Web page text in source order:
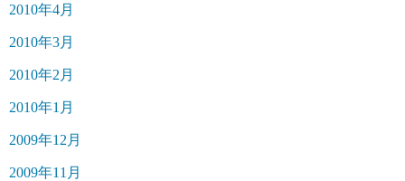
2010年4月
2010年3月
2010年2月
2010年1月
2009年12月
2009年11月